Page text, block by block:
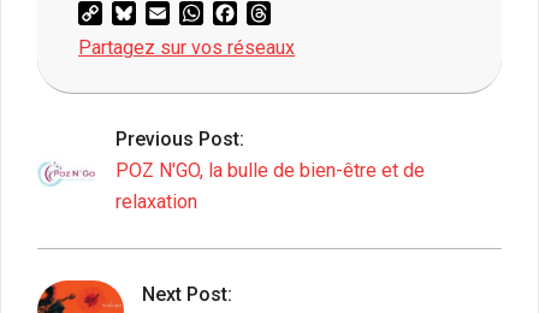
Copy
Link
Bluesky
Email WhatsAppFacebook
Partagez sur vos réseaux
2019-
Previous Post:
POZ N'GO, la bulle de bien-être et de
relaxation
Next Post: